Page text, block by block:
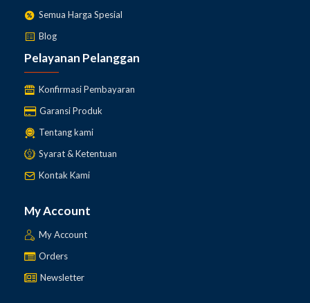
Semua Harga Spesial
Blog
Pelayanan Pelanggan
Konfirmasi Pembayaran
Garansi Produk
Tentang kami
Syarat & Ketentuan
Kontak Kami
My Account
My Account
Orders
Newsletter